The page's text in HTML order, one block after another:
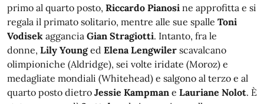
primo al quarto posto, Riccardo Pianosi ne approfitta e si
regala il primato solitario, mentre alle sue spalle Toni
Vodisek aggancia Gian Stragiotti. Intanto, fra le
donne, Lily Younged Elena Lengwiler scavalcano
olimpioniche (Aldridge), sei volte iridate (Moroz) e
medagliate mondiali (Whitehead) e salgono al terzo e al
quarto posto dietro Jessie Kampman e Lauriane Nolot. È